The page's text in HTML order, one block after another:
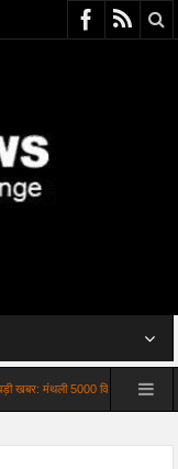
मंथली 5000 किसान के बच्चों को दे रही